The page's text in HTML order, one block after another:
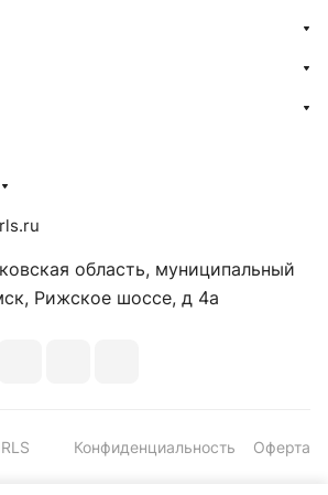
область, муниципальный
Рижское шоссе, д 4а
Конфиденциальность Оферта